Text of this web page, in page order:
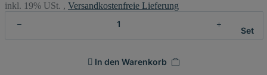
inkl. 19% USt. , Versandkostenfreie Lieferung
Set
In den Warenkorb